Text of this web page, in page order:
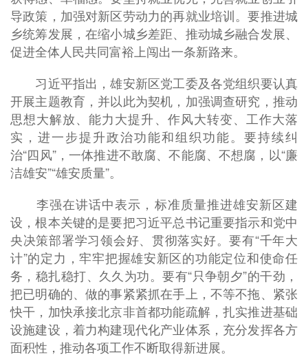
导政策，加强对新区劳动力的再就业培训。要推进城
乡统筹发展，在缩小城乡差距、推动城乡融合发展、
促进全体人民共同富裕上闯出一条新路来。
习近平指出，雄安新区党工委及各党组织要认真
开展主题教育，并以此为契机，加强调查研究，推动
思想大解放、能力大提升、作风大转变、工作大落
实，进一步提升政治功能和组织功能。要持续纠
治“四风”，一体推进不敢腐、不能腐、不想腐，以“廉
洁雄安”“雄安质量”。
李强在讲话中表示，标准质量推进雄安新区建
设，根本关键的是要把习近平总书记重要指示和党中
央决策部署学习领会好、贯彻落实好。要有“千年大
计”的定力，牢牢把握雄安新区的功能定位和使命任
务，稳扎稳打、久久为功。要有“只争朝夕”的干劲，
把已明确的、做的事紧紧抓在手上，不等不拖、紧张
快干，加快承接北京非首都功能疏解，扎实推进基础
设施建设，着力构建现代化产业体系，充分发挥各方
面积性，推动各项工作不断取得新进展。